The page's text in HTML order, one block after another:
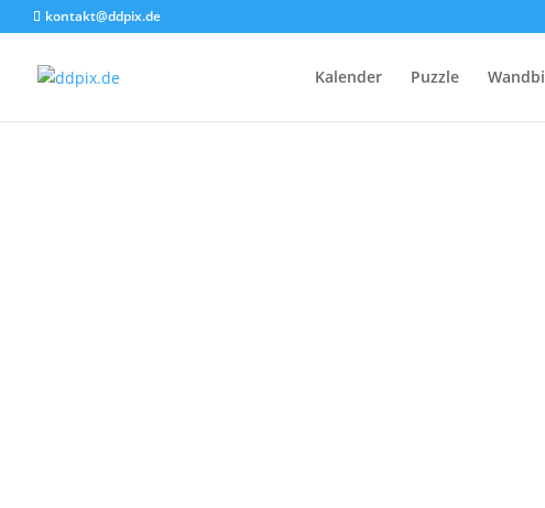
kontakt@ddpix.de
Kalender Puzzle